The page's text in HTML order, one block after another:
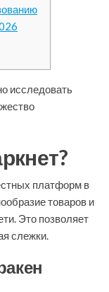
исследовать
платформ в
товаров и
Это позволяет
слежки.